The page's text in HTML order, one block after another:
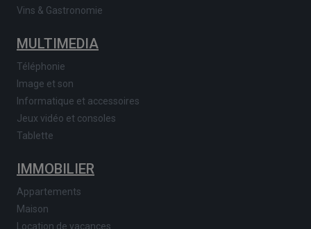
Vins & Gastronomie
MULTIMEDIA
Téléphonie
Image et son
Informatique et accessoires
Jeux vidéo et consoles
Tablette
IMMOBILIER
Appartements
Maison
Location de vacances